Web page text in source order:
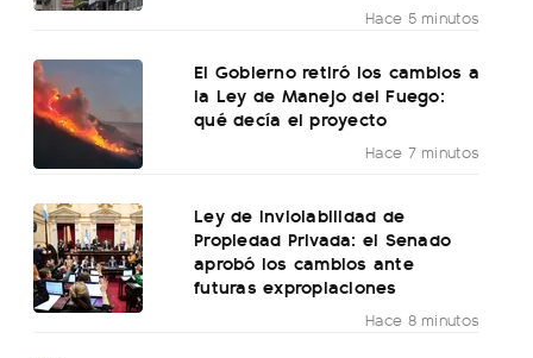
Hace 5 minutos
El Gobierno retiró los cambios a
la Ley de Manejo del Fuego:
qué decía el proyecto
Hace 7 minutos
Ley de Inviolabilidad de
Propiedad Privada: el Senado
aprobó los cambios ante
futuras expropiaciones
Hace 8 minutos